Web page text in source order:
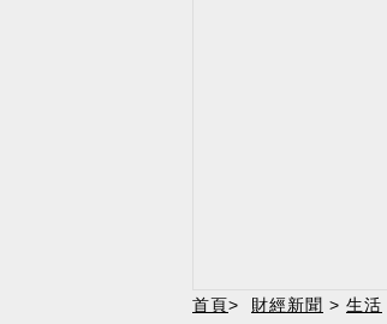
首頁> 財經新聞 > 生活